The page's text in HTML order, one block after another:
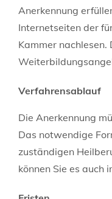
Anerkennung
Internetseiten der
Kammer
Verfahrensablauf
Die Anerkennung
Das notwendige
zuständigen
können Sie es auch